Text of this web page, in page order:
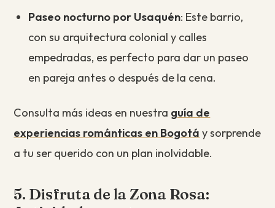
Paseo nocturno por Usaquén: Este barrio,
con su arquitectura colonial y calles
empedradas, es perfecto para dar un paseo
en pareja antes o después de la cena.
Consulta más ideas en nuestra guía de
experiencias románticas en Bogotá y sorprende
a tu ser querido con un plan inolvidable.
5. Disfruta de la Zona Rosa: